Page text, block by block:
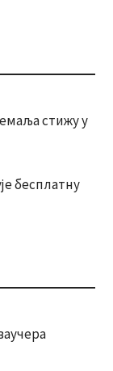
стижу у
бесплатну